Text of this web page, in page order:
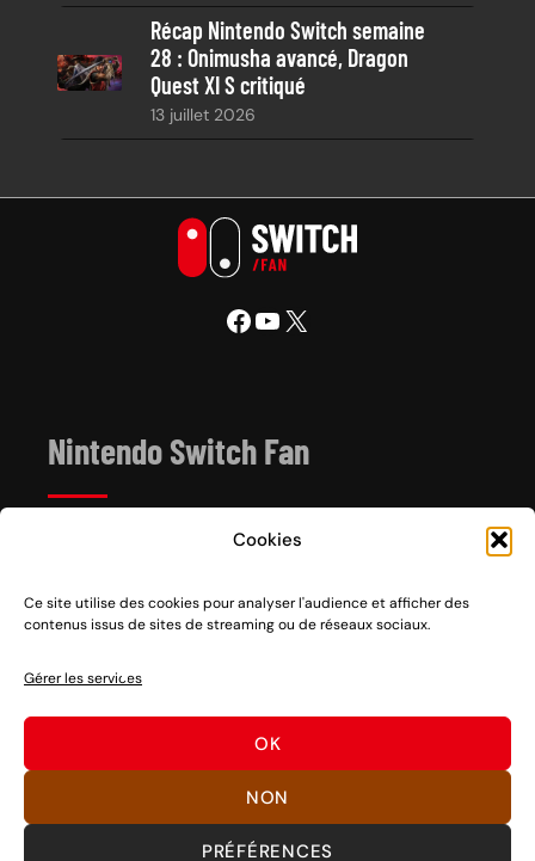
Cookies
Ce site utilise des cookies pour analyser l'audience et afficher des
contenus issus de sites de streaming ou de réseaux sociaux.
Gérer les services
OK
NON
PRÉFÉRENCES
Récap Nintendo Switch semaine
28 : Onimusha avancé, Dragon
Quest XI S critiqué
13 juillet 2026
Facebook YouTube X
Nintendo Switch Fan
Depuis 2017, Nintendo Switch Fan est un site de
Switch 1 et 2, sortie le 3 mars 2017.
partages sociaux aux clics sur nos liens en passant par
Bons jeux !